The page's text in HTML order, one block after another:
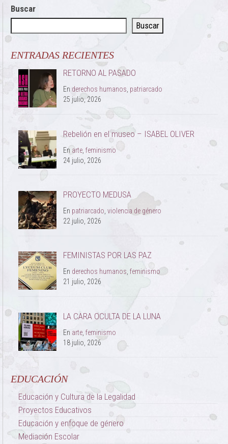
Buscar
Buscar
ENTRADAS RECIENTES
RETORNO AL PASADO
En derechos humanos patriarcado
25 julio, 2026
Rebelión en el museo – ISABEL OLIVER
En arte, feminismo
24 julio, 2026
PROYECTO MEDUSA
En patriarcado violencia de género
22 julio, 2026
FEMINISTAS POR LAS PAZ
En derechos humanos feminismo
21 julio, 2026
LA CARA OCULTA DE LA LUNA
En arte, feminismo
18 julio, 2026
EDUCACIÓN
Educación y Cultura de la Legalidad
Proyectos Educativos
Educación y enfoque de género
Mediación Escolar